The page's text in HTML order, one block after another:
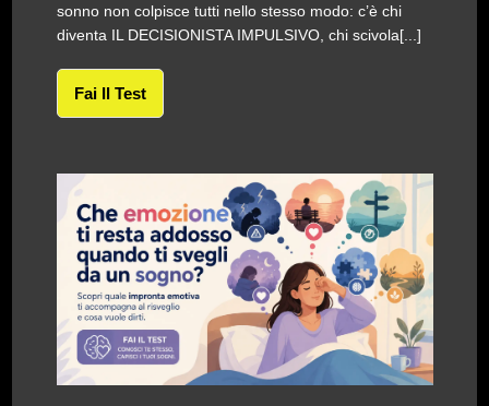
sonno non colpisce tutti nello stesso modo: c’è chi
diventa IL DECISIONISTA IMPULSIVO, chi scivola[...]
Fai Il Test